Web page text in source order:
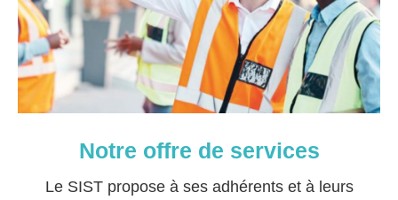
Notre offre de services
Le SIST propose à ses adhérents et à leurs